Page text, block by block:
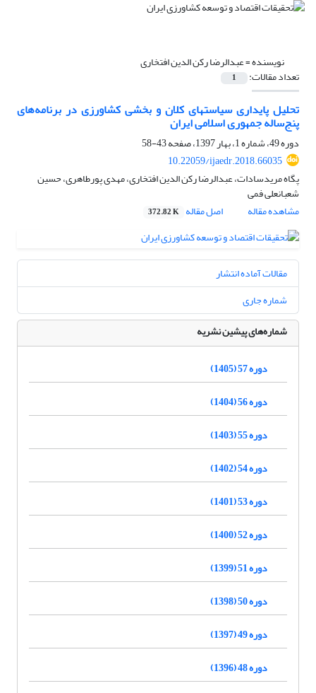
نویسنده =عبدالرضا رکن الدین افتخاری
تعداد مقالات: 1
تحلیل پایداری سیاستهای کلان و بخشی کشاورزی در برنامه‌های
پنج‌ساله جمهوری اسلامی ایران
دوره 49، شماره 1، بهار 1397، صفحه
43-58
10.22059/ijaedr.2018.66035
پگاه مریدسادات، عبدالرضا رکن الدین افتخاری، مهدی پورطاهری، حسین
شعبانعلی فمی
مشاهده مقاله
اصل مقاله 372.82 K
مقالات آماده انتشار
شماره جاری
شماره‌های پیشین نشریه
دوره 57 (1405)
دوره 56 (1404)
دوره 55 (1403)
دوره 54 (1402)
دوره 53 (1401)
دوره 52 (1400)
دوره 51 (1399)
دوره 50 (1398)
دوره 49 (1397)
دوره 48 (1396)